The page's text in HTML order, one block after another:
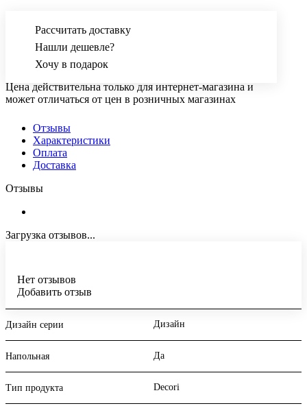
Рассчитать доставку
Нашли дешевле?
Хочу в подарок
Цена действительна только для интернет-магазина и
может отличаться от цен в розничных магазинах
Отзывы
Характеристики
Оплата
Доставка
Отзывы
Загрузка отзывов...
Нет отзывов
Добавить отзыв
Дизайн серии Дизайн
Напольная Да
Тип продукта Decori